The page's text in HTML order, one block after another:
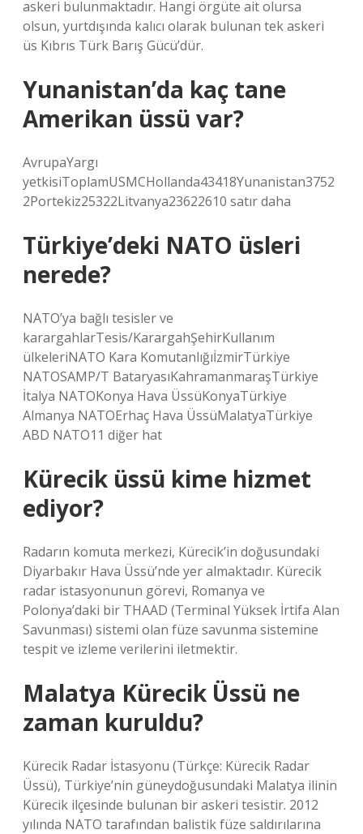
askeri bulunmaktadır. Hangi örgüte ait olursa
olsun, yurtdışında kalıcı olarak bulunan tek askeri
üs Kıbrıs Türk Barış Gücü’dür.
Yunanistan’da kaç tane
Amerikan üssü var?
AvrupaYargı
yetkisiToplamUSMCHollanda43418Yunanistan3752
2Portekiz25322Litvanya23622610 satır daha
Türkiye’deki NATO üsleri
nerede?
NATO’ya bağlı tesisler ve
karargahlarTesis/KarargahŞehirKullanım
ülkeleriNATO Kara KomutanlığıİzmirTürkiye
NATOSAMP/T BataryasıKahramanmaraşTürkiye
İtalya NATOKonya Hava ÜssüKonyaTürkiye
Almanya NATOErhaç Hava ÜssüMalatyaTürkiye
ABD NATO11 diğer hat
Kürecik üssü kime hizmet
ediyor?
Radarın komuta merkezi, Kürecik’in doğusundaki
Diyarbakır Hava Üssü’nde yer almaktadır. Kürecik
radar istasyonunun görevi, Romanya ve
Polonya’daki bir THAAD (Terminal Yüksek İrtifa Alan
Savunması) sistemi olan füze savunma sistemine
tespit ve izleme verilerini iletmektir.
Malatya Kürecik Üssü ne
zaman kuruldu?
Kürecik Radar İstasyonu (Türkçe: Kürecik Radar
Üssü), Türkiye’nin güneydoğusundaki Malatya ilinin
Kürecik ilçesinde bulunan bir askeri tesistir. 2012
yılında NATO tarafından balistik füze saldırılarına